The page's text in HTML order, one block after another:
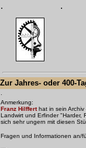
. .
Zur Jahres- oder 400-
Anmerkung:
Franz Hilfferthat in sein Archiv
Landwirt und Erfinder "Harder,
sich sehr ungern mit diesen
Fragen und Informationen an/